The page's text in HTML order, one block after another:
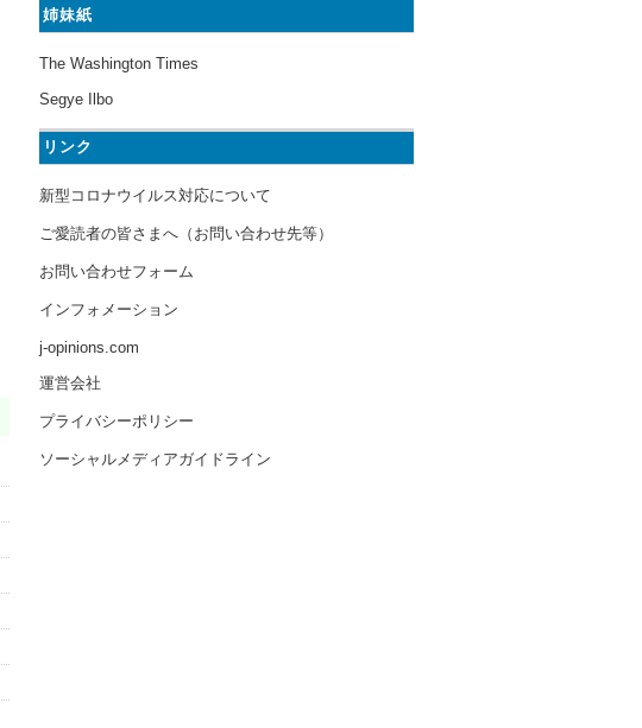
姉妹紙
The Washington Times
Segye Ilbo
リンク
新型コロナウイルス対応について
ご愛読者の皆さまへ（お問い合わせ先等）
お問い合わせフォーム
インフォメーション
j-opinions.com
運営会社
プライバシーポリシー
ソーシャルメディアガイドライン